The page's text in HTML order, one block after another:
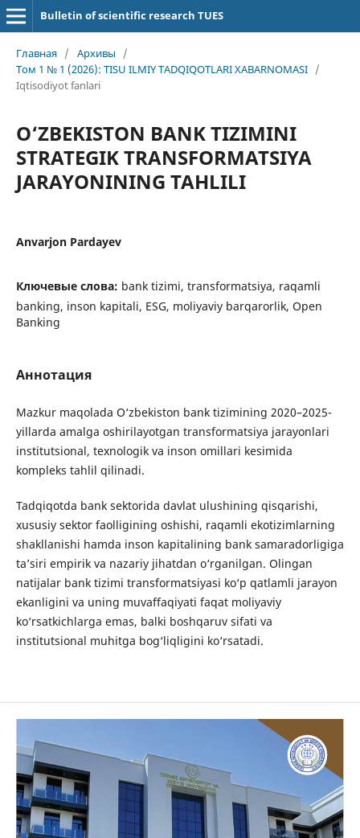
Bulletin of scientific research TUES
Главная / Архивы
/
Том 1 № 1 (2026): TISU ILMIY TADQIQOTLARI XABARNOMASI /
Iqtisodiyot fanlari
O‘ZBEKISTON BANK TIZIMINI
STRATEGIK TRANSFORMATSIYA
JARAYONINING TAHLILI
Anvarjon Pardayev
Ключевые слова: bank tizimi, transformatsiya, raqamli
banking, inson kapitali, ESG, moliyaviy barqarorlik, Open
Banking
Аннотация
Mazkur maqolada O‘zbekiston bank tizimining 2020–2025-
yillarda amalga oshirilayotgan transformatsiya jarayonlari
institutsional, texnologik va inson omillari kesimida
kompleks tahlil qilinadi.
Tadqiqotda bank sektorida davlat ulushining qisqarishi,
xususiy sektor faolligining oshishi, raqamli ekotizimlarning
shakllanishi hamda inson kapitalining bank samaradorligiga
ta’siri empirik va nazariy jihatdan o‘rganilgan. Olingan
natijalar bank tizimi transformatsiyasi ko‘p qatlamli jarayon
ekanligini va uning muvaffaqiyati faqat moliyaviy
ko‘rsatkichlarga emas, balki boshqaruv sifati va
institutsional muhitga bog‘liqligini ko‘rsatadi.